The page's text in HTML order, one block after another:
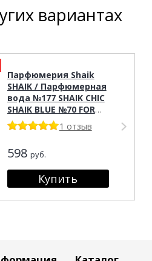
вариантах
Парфюмерия Shaik
SHAIK / Парфюмерная
вода №177 SHAIK CHIC
SHAIK BLUE №70 FOR
MEN 20 мл 1 отзыв
598 руб.